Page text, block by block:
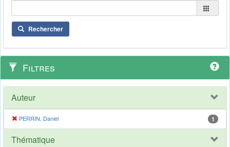
Rechercher
Filtres
Auteur
PERRIN, Daniel 1
Thématique